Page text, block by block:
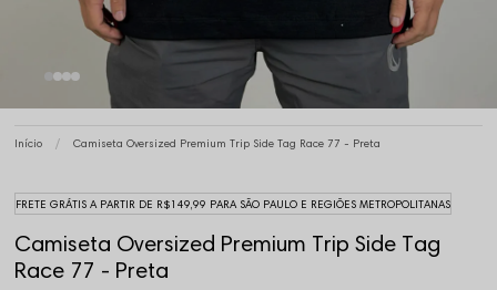
Início Camiseta Oversized Premium Trip Side Tag Race 77 - Preta
FRETE GRÁTIS A PARTIR DE R$149,99 PARA SÃO PAULO E REGIÕES METROPOLITANAS
Camiseta Oversized Premium Trip Side Tag
Race 77 - Preta